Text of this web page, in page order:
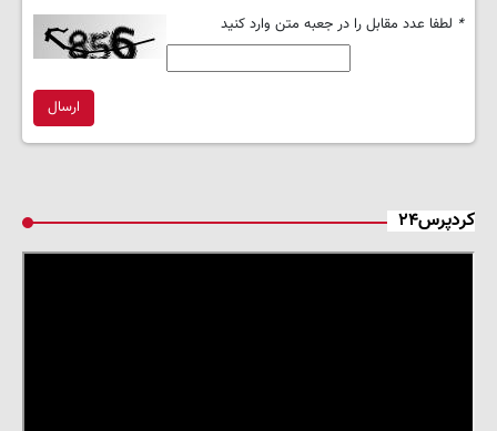
* لطفا عدد مقابل را در جعبه متن وارد کنید
ارسال
کردپرس۲۴